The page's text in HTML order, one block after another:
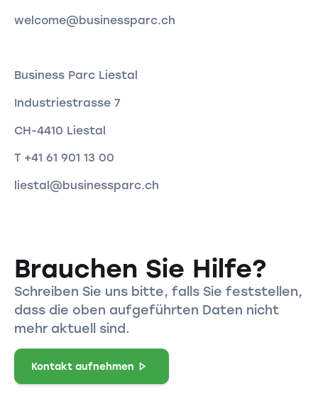
welcome@businessparc.ch
Business Parc Liestal
Industriestrasse 7
CH-4410 Liestal
T +41 61 901 13 00
liestal@businessparc.ch
Brauchen Sie Hilfe?
Schreiben Sie uns bitte, falls Sie feststellen,
dass die oben aufgeführten Daten nicht
mehr aktuell sind.
Kontakt aufnehmen